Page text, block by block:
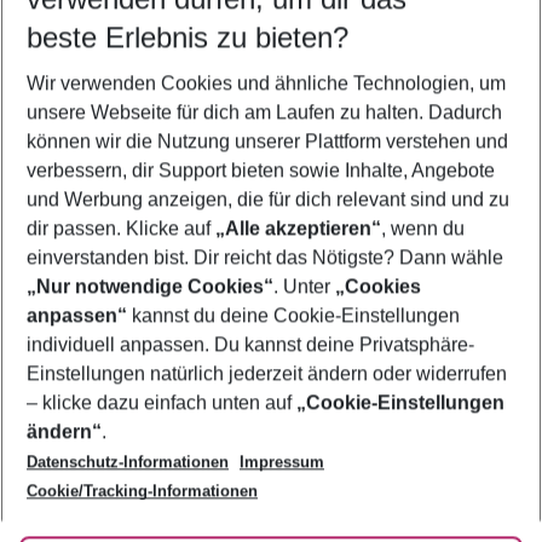
5-8 Nächte
2 Erwachsene Keine Kinder
Mehr Filter anzeigen
Footer
Footer navigation
Über uns
AGB
Bestpreisgarantie
Cookie-Einstellungen ändern
Cookie-Richtlinie
Agenturbetreuung
Barrierefreies Reisen
Folge uns
beste Erlebnis zu bieten?
Wir verwenden Cookies und ähnliche Technologien, um
unsere Webseite für dich am Laufen zu halten. Dadurch
können wir die Nutzung unserer Plattform verstehen und
verbessern, dir Support bieten sowie Inhalte, Angebote
und Werbung anzeigen, die für dich relevant sind und zu
dir passen. Klicke auf „Alle akzeptieren“, wenn du
einverstanden bist. Dir reicht das Nötigste? Dann wähle
„Nur notwendige Cookies“. Unter „Cookies
anpassen“ kannst du deine Cookie-Einstellungen
individuell anpassen. Du kannst deine Privatsphäre-
Einstellungen natürlich jederzeit ändern oder widerrufen
– klicke dazu einfach unten auf „Cookie-Einstellungen
ändern“.
Datenschutz-Informationen
Impressum
Cookie/Tracking-Informationen